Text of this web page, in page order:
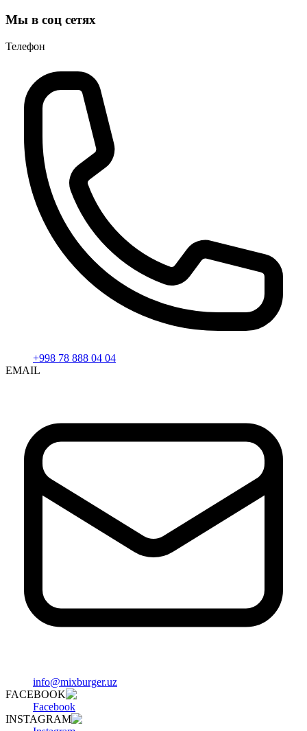
Мы в соц сетях
Телефон
+998 78 888 04 04
EMAIL
info@mixburger.uz
FACEBOOK
Facebook
INSTAGRAM